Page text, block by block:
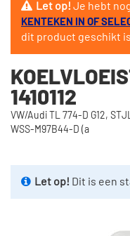
Let op!Je hebt
KENTEKEN IN OF
dit product geschikt
1410112
VW/Audi TL 774-D G12,
WSS-M97B44-D (a
Let op! Dit is een